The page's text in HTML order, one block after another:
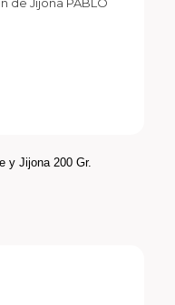
y Jijona 200 Gr.